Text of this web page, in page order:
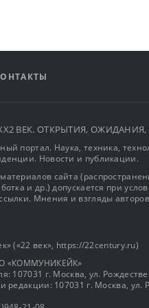
ВЕК. ОТКРЫТИЯ,
портал. Наука, техника,
Новости и публикации.
сайта
и др.) допускается при
Мнения и взгляды
(«22 век», https://22century.ru)
«КОММУНИКЕЙК»
107031 г. Москва, ул.
редакции: 107031 г. Москва, ул.